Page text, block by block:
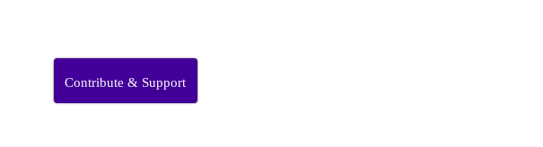
Contribute & Support